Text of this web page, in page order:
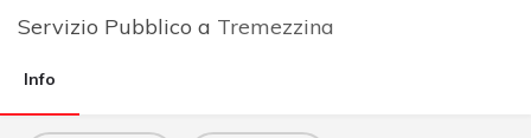
Servizio Pubblico a Tremezzina
Info